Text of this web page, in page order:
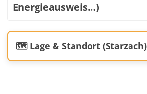
Energieausweis…)
🗺️ Lage & Standort (Starzach)